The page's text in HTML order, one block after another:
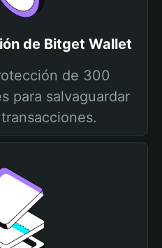
de Bitget Wallet
de 300
para salvaguardar